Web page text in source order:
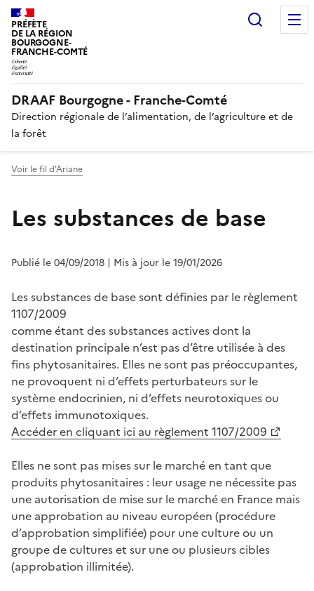
PRÉFÈTE
DE LA RÉGION
BOURGOGNE-
FRANCHE-COMTÉ
DRAAF Bourgogne - Franche-Comté
Direction régionale de l’alimentation, de l’agriculture et de
la forêt
Voir le fil d'Ariane
Les substances de base
Publié le 04/09/2018 | Mis à jour le 19/01/2026
Les substances de base sont définies par le règlement
1107/2009
comme étant des substances actives dont la
destination principale n’est pas d’être utilisée à des
fins phytosanitaires. Elles ne sont pas préoccupantes,
ne provoquent ni d’effets perturbateurs sur le
système endocrinien, ni d’effets neurotoxiques ou
d’effets immunotoxiques.
Accéder en cliquant ici au règlement 1107/2009
Elles ne sont pas mises sur le marché en tant que
produits phytosanitaires : leur usage ne nécessite pas
une autorisation de mise sur le marché en France mais
une approbation au niveau européen (procédure
d’approbation simplifiée) pour une culture ou un
groupe de cultures et sur une ou plusieurs cibles
(approbation illimitée).